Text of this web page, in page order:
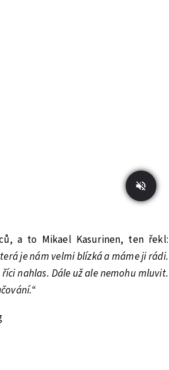
a to Mikael Kasurinen, ten řekl:
je nám velmi blízká a máme ji rádi.
nahlas. Dále už ale nemohu mluvit.